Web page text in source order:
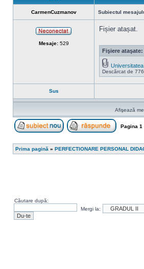
CarmenCuzmanov Subiectul
Mesaje:529
Fișier atașat.
Fişiere ataşate:
Descărcat de
Sus
Afişează
Pagina 1
Prima pagină » PERFECTIONARE PERSONAL
Căutare după:
Mergi la: